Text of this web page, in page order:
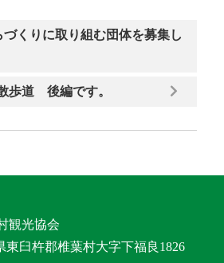
づくりに取り組む団体を募集し
歩道 後編です。
観光協会
臼杵郡椎葉村大字下福良1826